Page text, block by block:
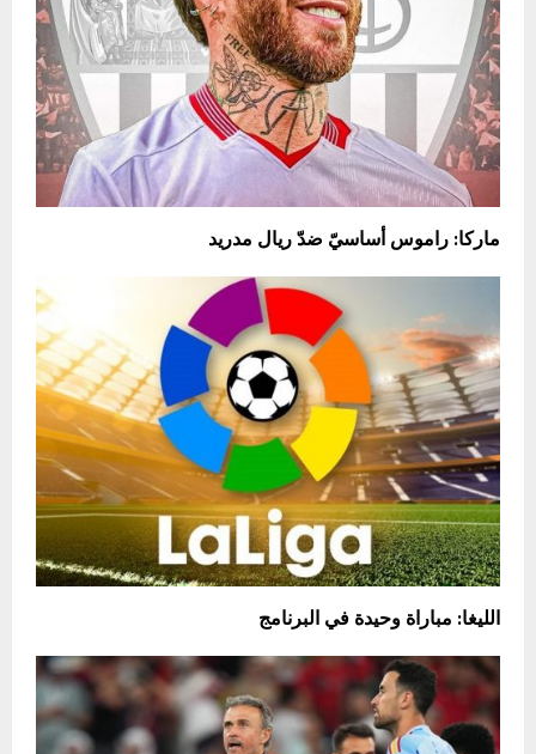
ماركا: راموس أساسيّ ضدّ ريال مدريد
الليغا: مباراة وحيدة في البرنامج